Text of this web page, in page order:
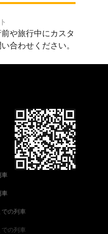
や旅行中にカスタ
合わせください。
車
車
での列車
の列車